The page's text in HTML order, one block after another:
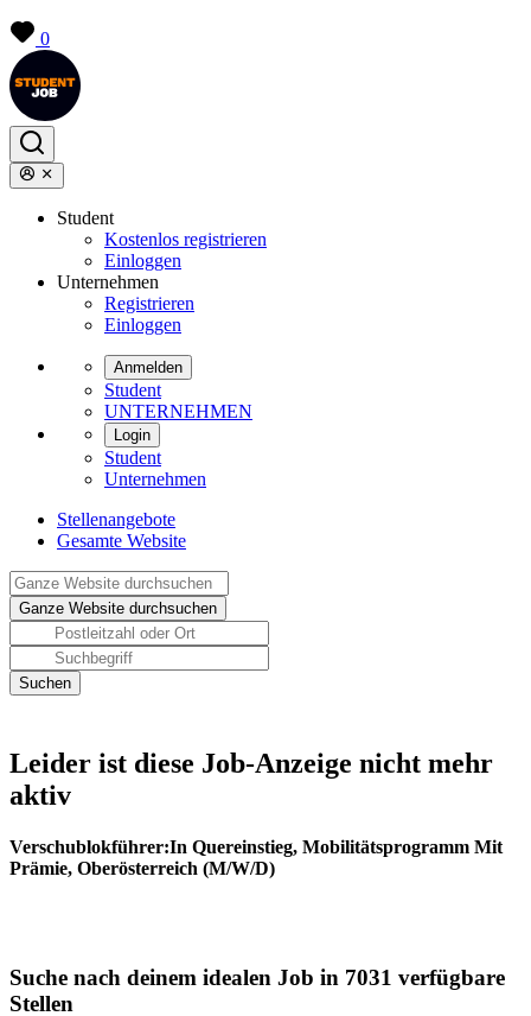
0
Student
Kostenlos registrieren
Einloggen
Unternehmen
Registrieren
Einloggen
Anmelden
Student
UNTERNEHMEN
Login
Student
Unternehmen
Stellenangebote
Gesamte Website
Leider ist diese Job-Anzeige nicht mehr
aktiv
Verschublokführer:In Quereinstieg, Mobilitätsprogramm Mit
Prämie, Oberösterreich (M/W/D)
Suche nach deinem idealen Job in 7031 verfügbare
Stellen